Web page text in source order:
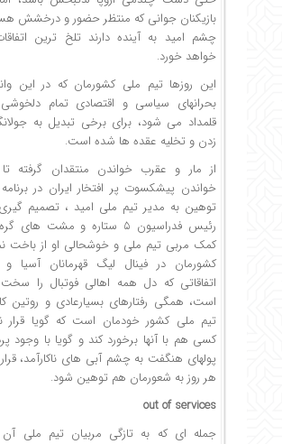
بازیکنان جوانی که منتظر حضور و درخشش
چشم امید به آینده دارند تلخ ترین
خواهد خورد.
این روزها تیم­ ملی کشورمان که در این
بحران­های سیاسی و اقتصادی تمام
قلمداد می­ شود، برای برخی تبدیل به
زدن و تخلیه عقده ­ها شده است.
از مار و عقرب خواندن منتقدان گرفته
خواندن پیشکسوت پر افتخار ایران در برنامه
توهین به مدیر تیم­ ملی امید ، تصمیم­
رئیس فدراسیون ۵ ستاره و مشت­ های
کمک مربی تیم­ ملی و خوشحالی او از باخت
کشورمان در فینال لیگ قهرمانان آسیا و
اتفاقاتی که دل همه اهالی فوتبال را سخت
است، همگی رفتارهای بسیارعادی و روتین
تیم­ ملی کشور خودمان است که گویا
کسی هم با آن­ها برخورد کند و گویا با وجود
پول­های هنگفت به چشم آبی­ های ناکارآمد،
هر روز به شعورمان هم توهین شود.
out of services
جمله ­ای که به تازگی مربیان تیم­ ملی آن